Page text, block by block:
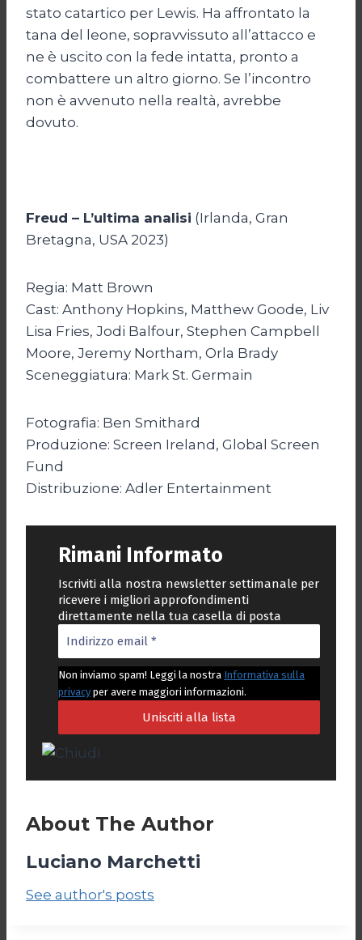
stato catartico per Lewis. Ha affrontato la
tana del leone, sopravvissuto all’attacco e
ne è uscito con la fede intatta, pronto a
combattere un altro giorno. Se l’incontro
non è avvenuto nella realtà, avrebbe
dovuto.
Freud – L’ultima analisi (Irlanda, Gran
Bretagna, USA 2023)
Regia: Matt Brown
Cast: Anthony Hopkins, Matthew Goode, Liv
Lisa Fries, Jodi Balfour, Stephen Campbell
Moore, Jeremy Northam, Orla Brady
Sceneggiatura: Mark St. Germain
Fotografia: Ben Smithard
Produzione: Screen Ireland, Global Screen
Fund
Distribuzione: Adler Entertainment
Rimani Informato
Iscriviti alla nostra newsletter settimanale per
ricevere i migliori approfondimenti
direttamente nella tua casella di posta
Non inviamo spam! Leggi la nostra Informativa sulla
privacy per avere maggiori informazioni.
About The Author
Luciano Marchetti
See author's posts